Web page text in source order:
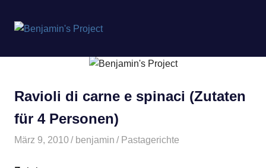
springen
Project
Ravioli di carne e spinaci (Zutaten
für 4 Personen)
März 9, 2010 benjamin Pastagerichte